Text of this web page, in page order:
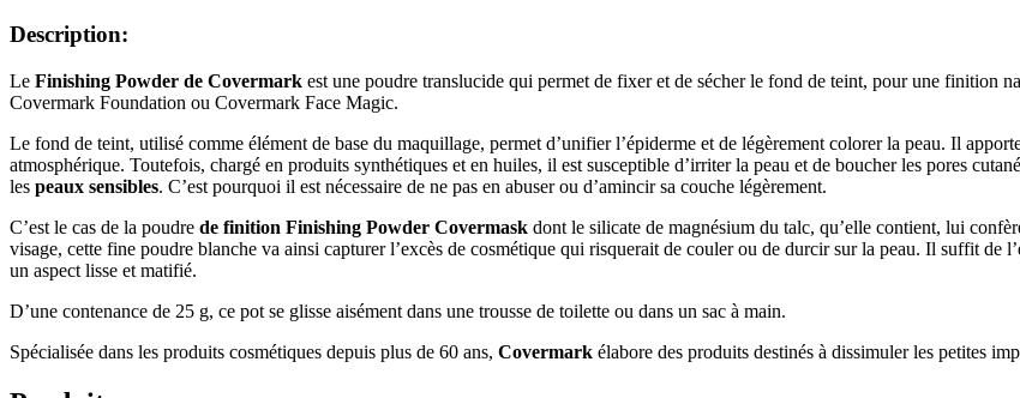
Description:
Le Finishing Powder de Covermark est une poudre translucide qui permet de fixer et de sécher le fond de teint, pour une finition
Covermark Foundation ou Covermark Face Magic.
Le fond de teint, utilisé comme élément de base du maquillage, permet d’unifier l’épiderme et de légèrement colorer la peau. Il
atmosphérique. Toutefois, chargé en produits synthétiques et en huiles, il est susceptible d’irriter la peau et de boucher les pores
les peaux sensibles. C’est pourquoi il est nécessaire de ne pas en abuser ou d’amincir sa couche légèrement.
C’est le cas de la poudre de finition Finishing Powder Covermask dont le silicate de magnésium du talc, qu’elle contient, lui
visage, cette fine poudre blanche va ainsi capturer l’excès de cosmétique qui risquerait de couler ou de durcir sur la peau. Il suffit de
un aspect lisse et matifié.
D’une contenance de 25 g, ce pot se glisse aisément dans une trousse de toilette ou dans un sac à main.
Spécialisée dans les produits cosmétiques depuis plus de 60 ans, Covermark élabore des produits destinés à dissimuler les petites